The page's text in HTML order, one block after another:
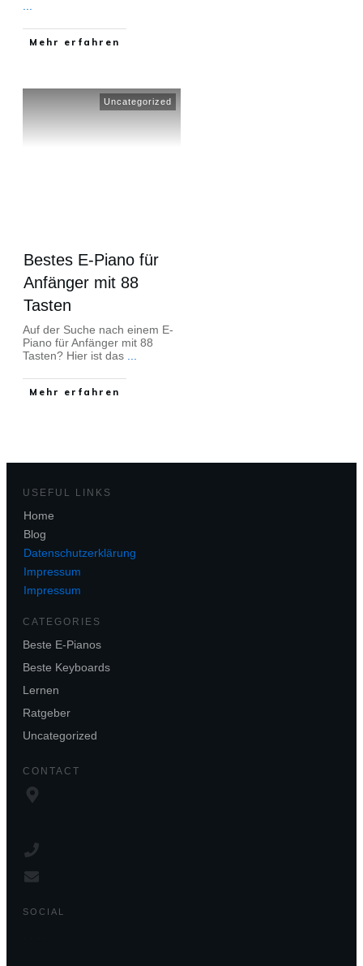
Mehr erfahren
Uncategorized
Bestes E-Piano für
Anfänger mit 88
Tasten
Auf der Suche nach einem E-
Piano für Anfänger mit 88
Tasten? Hier ist das
Mehr erfahren
USEFUL LINKS
Home
Blog
Datenschutzerklärung
Impressum
Impressum
CATEGORIES
Beste E-Pianos
Beste Keyboards
Lernen
Ratgeber
Uncategorized
CONTACT
SOCIAL